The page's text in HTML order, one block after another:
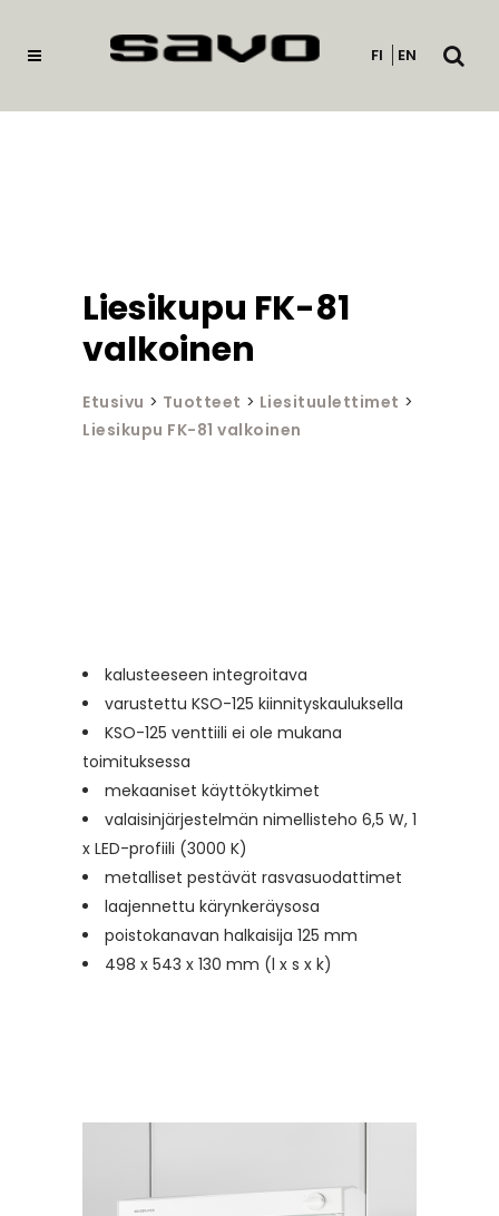
FI EN
Avaa
Liesikupu FK-81
valkoinen
Etusivu > Tuotteet > Liesituulettimet >
Liesikupu FK-81 valkoinen
kalusteeseen integroitava
varustettu KSO-125 kiinnityskauluksella
KSO-125 venttiili ei ole mukana
toimituksessa
mekaaniset käyttökytkimet
valaisinjärjestelmän nimellisteho 6,5 W, 1
x LED-profiili (3000 K)
metalliset pestävät rasvasuodattimet
laajennettu kärynkeräysosa
poistokanavan halkaisija 125 mm
498 x 543 x 130 mm (l x s x k)